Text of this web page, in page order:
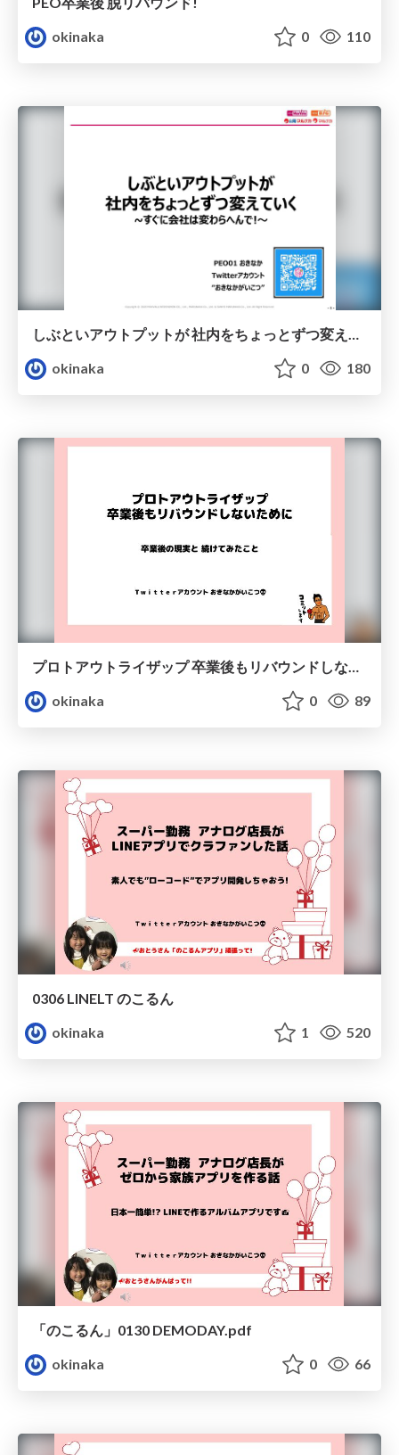
okinaka
0 110
しぶといアウトプットが 社内をちょっとずつ変えていく
okinaka
0 180
okinaka
0 89
0306 LINELT のこるん
okinaka
1 520
「のこるん」0130 DEMODAY.pdf
okinaka
0 66